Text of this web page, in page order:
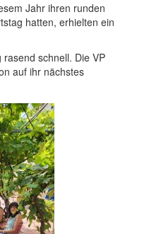
Jahr ihren runden
hatten, erhielten ein
schnell. Die VP
auf ihr nächstes